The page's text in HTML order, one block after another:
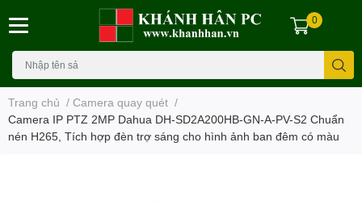
0
Trang chủ / Camera quay quét /
Camera IP PTZ 2MP Dahua DH-SD2A200HB-GN-A-PV-S2 Chuẩn
nén H265, Tích hợp đèn trợ sáng cho hình ảnh ban đêm có màu